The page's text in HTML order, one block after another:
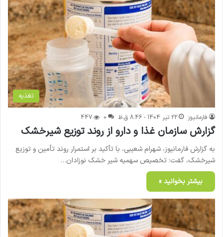
تغذیه
فارمانیوز 22 تیر 1404 - 8:46 ق.ظ 0
447
گزارش سازمان غذا و دارو از روند توزیع شیرخشک
به گزارش فارمانیوز، شهرام شعیبی، با تأکید بر استمرار روند تأمین و توزیع
شیرخشک، گفت: تخصیص سهمیه شیر خشک نوزادان…
بیشتر بخوانید »